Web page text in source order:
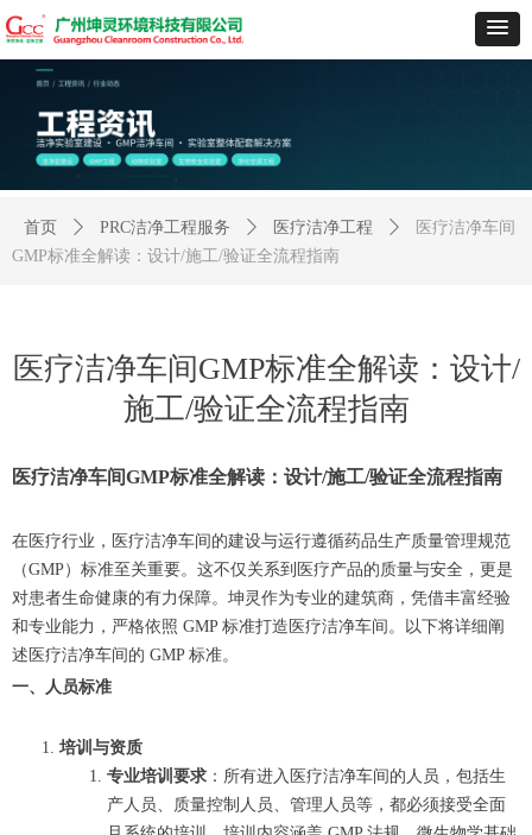
医疗洁净车间GMP标准全解读：设计/
施工/验证全流程指南
医疗洁净车间GMP标准全解读：设计/施工/验证全流程指南
在医疗行业，医疗洁净车间的建设与运行遵循药品生产质量管理规范
（GMP）标准至关重要。这不仅关系到医疗产品的质量与安全，更是
对患者生命健康的有力保障。坤灵作为专业的建筑商，凭借丰富经验
和专业能力，严格依照 GMP 标准打造医疗洁净车间。以下将详细阐
述医疗洁净车间的 GMP 标准。
一、人员标准
培训与资质
专业培训要求 ：所有进入医疗洁净车间的人员，包括生
产人员、质量控制人员、管理人员等，都必须接受全面
首页 ꄲ PRC洁净工程服务 ꄲ 医疗洁净工程 ꄲ
医疗洁净车间
GMP标准全解读：设计/施工/验证全流程指南